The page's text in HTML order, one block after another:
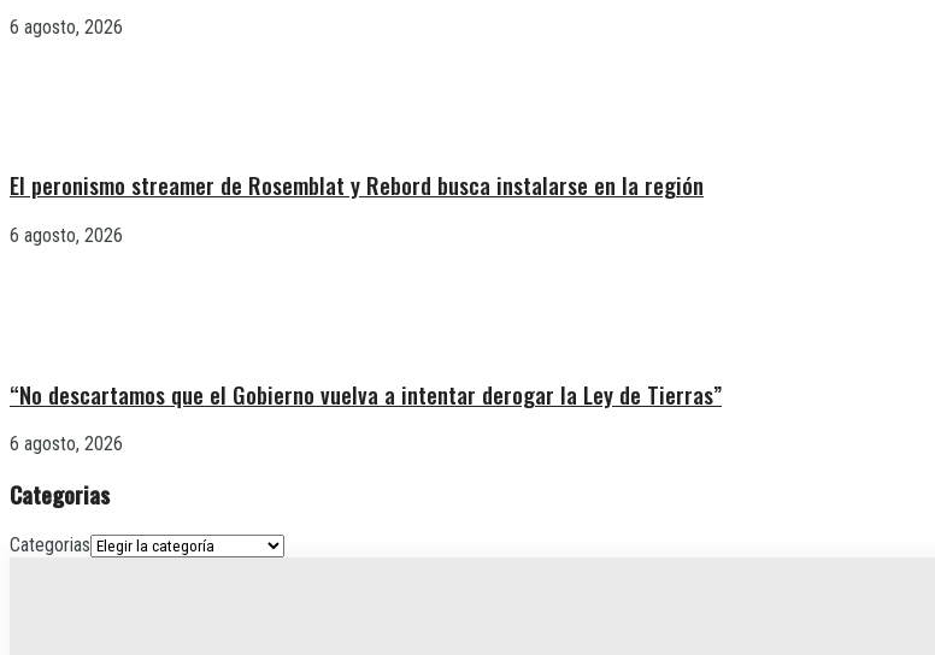
6 agosto, 2026
El peronismo streamer de Rosemblat y Rebord busca instalarse en la región
6 agosto, 2026
“No descartamos que el Gobierno vuelva a intentar derogar la Ley de Tierras”
6 agosto, 2026
Categorias
Categorias